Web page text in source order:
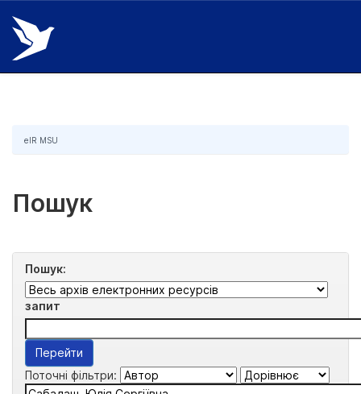
Skip
navigation
eIR MSU
Пошук
Пошук:
запит
Поточні фільтри: